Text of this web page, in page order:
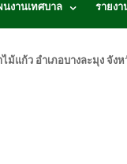
นงานเทศบาล รายงา
ม้แก้ว อำเภอบางละมุง จั